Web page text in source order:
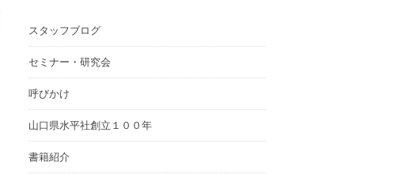
スタッフブログ
セミナー・研究会
呼びかけ
山口県水平社創立１００年
書籍紹介